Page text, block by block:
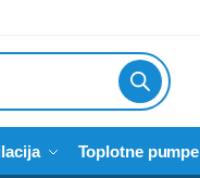
Toplotne pumpe